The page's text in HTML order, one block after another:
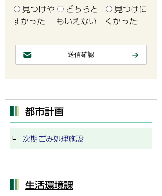
見つけや
すかった
どちらと
もいえない
見つけに
くかった
都市計画
次期ごみ処理施設
生活環境課